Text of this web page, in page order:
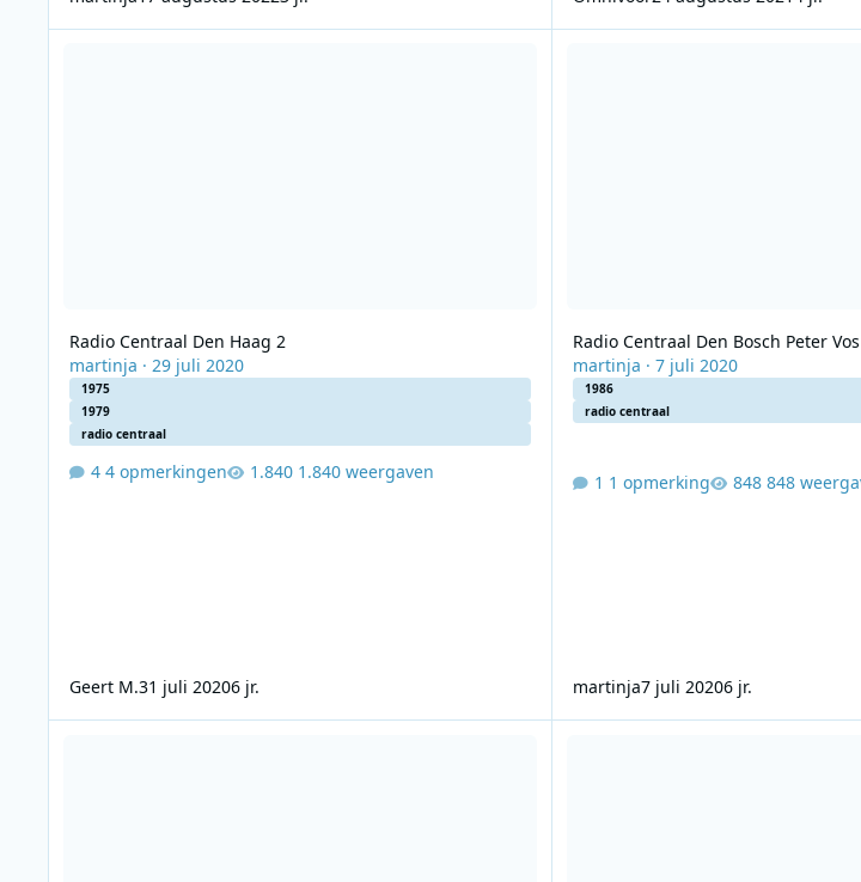
Radio Centraal Den Haag 2
martinja · 29 juli 2020
1975
1979
radio centraal
4 opmerkingen 1.840 weergaven
Geert M.31 juli 20206 jr.
Radio Centraal Den Bosch Peter
martinja · 7 juli 2020
1986
radio centraal
1 opmerking 848
martinja7 juli 20206 jr.